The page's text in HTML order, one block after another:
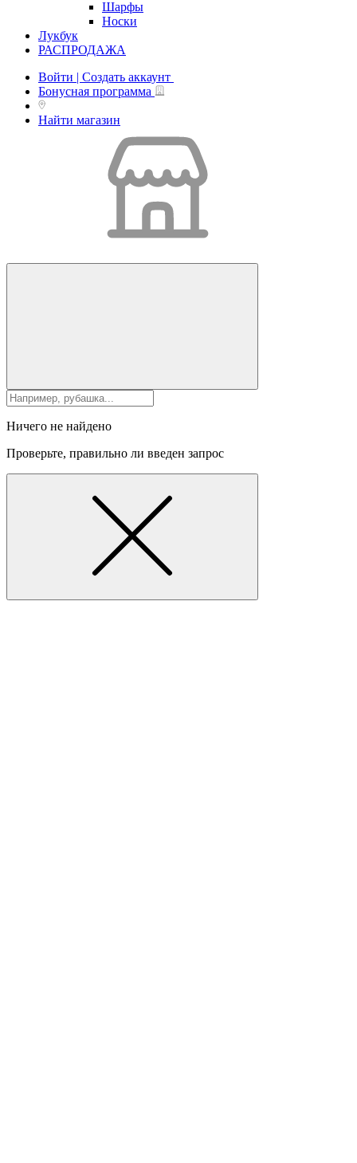
Шарфы
Носки
Лукбук
РАСПРОДАЖА
Войти | Создать аккаунт
Бонусная программа
Найти магазин
Ничего не найдено
Проверьте, правильно ли введен запрос